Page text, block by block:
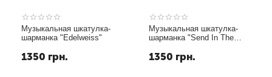
Музыкальная шкатулка-
шарманка "Edelweiss"
1350 грн.
Музыкальная шкатулка-
шарманка "Send In The
1350 грн.